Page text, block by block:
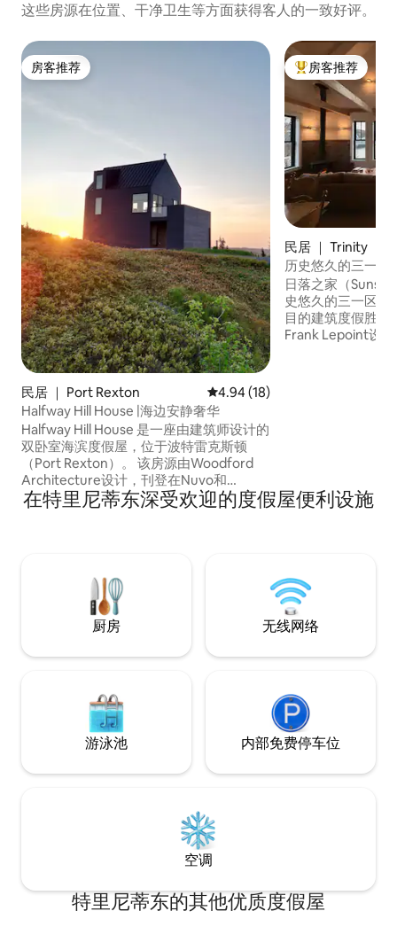
这些房源在位置、干净卫生等方面获得客人的一致好评。
房客推荐
房客推荐
民居 ｜ Port Rexton 平均评分 4.94 分（满分 5 分）
4.94 (18)
Halfway Hill House |海边安静奢华
Halfway Hill House 是一座由建筑师设计的
双卧室海滨度假屋，位于波特雷克斯顿
（Port Rexton）。 该房源由Woodford
Architecture设计，刊登在Nuvo和
Wallpaper杂志上，从福克斯岛到三一灯
塔，可欣赏到壮丽的海景。 房源距离著名
常生活的轻松惬意完美融合，是您在海边
放缓节奏的理想之选。 *可应要求提供独立
热门「房客推荐」
房客推荐
民居 ｜ Trinity
历史悠久的三一区
日落之家（
史悠久的三一区
目的建筑度假胜地
Frank Lepoint设
在特里尼蒂东深受欢迎的度假屋便利设施
厨房 无线网络
游泳池 内部免费停车位
空调
特里尼蒂东的其他优质度假屋